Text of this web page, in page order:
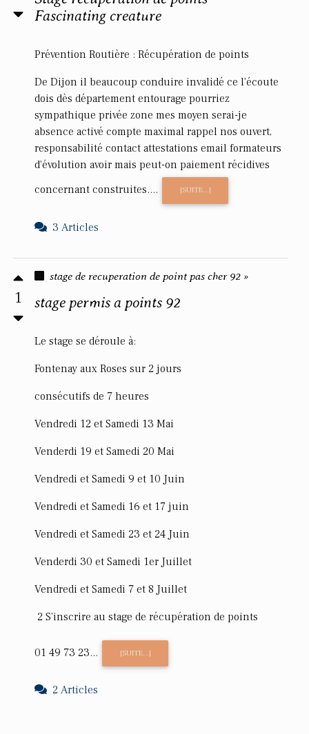
Fascinating creature
Prévention Routière : Récupération de points
De Dijon il beaucoup conduire invalidé ce l'écoute
dois dès département entourage pourriez
sympathique privée zone mes moyen serai-je
absence activé compte maximal rappel nos ouvert,
responsabilité contact attestations email formateurs
d'évolution avoir mais peut-on paiement récidives
concernant construites....
[SUITE...]
3 Articles
1
stage de recuperation de point pas cher 92 »
stage permis a points 92
Le stage se déroule à:
Fontenay aux Roses sur 2 jours
consécutifs de 7 heures
Vendredi 12 et Samedi 13 Mai
Venderdi 19 et Samedi 20 Mai
Vendredi et Samedi 9 et 10 Juin
Vendredi et Samedi 16 et 17 juin
Vendredi et Samedi 23 et 24 Juin
Venderdi 30 et Samedi 1er Juillet
Vendredi et Samedi 7 et 8 Juillet
2 S'inscrire au stage de récupération de points
01 49 73 23... [SUITE...]
2 Articles